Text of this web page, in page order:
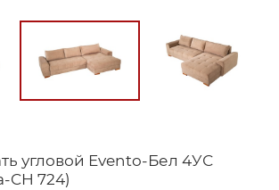
угловой Evento-Бел 4УС
CH 724)